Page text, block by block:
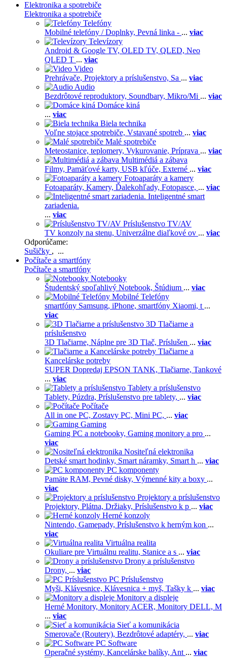
Elektronika a spotrebiče
Elektronika a spotrebiče
Telefóny
Mobilné telefóny / Doplnky, Pevná linka - ... viac
Televízory
Android & Google TV, OLED TV, QLED, Neo
QLED T ... viac
Video
Prehrávače, Projektory a príslušenstvo, Sa ... viac
Audio
Bezdrôtové reproduktory, Soundbary, Mikro/Mi ... viac
Domáce kiná
... viac
Biela technika
Voľne stojace spotrebiče, Vstavané spotreb ... viac
Malé spotrebiče
Meteostanice, teplomery, Vykurovanie, Príprava ... viac
Multimédiá a zábava
Filmy, Pamäťové karty, USB kľúče, Externé ... viac
Fotoaparáty a kamery
Fotoaparáty, Kamery, Ďalekohľady, Fotopasce, ... viac
Inteligentné smart
zariadenia.
... viac
Príslušenstvo TV/AV
TV konzoly na stenu, Univerzálne diaľkové ov ... viac
Odporúčame:
Sušičky , ...
Počítače a smartfóny
Počítače a smartfóny
Notebooky
Študentský spoľahlivý Notebook, Štúdium ... viac
Mobilné Telefóny
smartfóny Samsung, iPhone, smartfóny Xiaomi, t ...
viac
3D Tlačiarne a
príslušenstvo
3D Tlačiarne, Náplne pre 3D Tlač, Príslušen ... viac
Tlačiarne a
Kancelárske potreby
SUPER Dopredaj EPSON TANK, Tlačiarne, Tankové
... viac
Tablety a príslušenstvo
Tablety, Púzdra, Príslušenstvo pre tablety, ... viac
Počítače
All in one PC, Zostavy PC, Mini PC, ... viac
Gaming
Gaming PC a notebooky, Gaming monitory a pro ...
viac
Nositeľná elektronika
Detské smart hodinky, Smart náramky, Smart h ... viac
PC komponenty
Pamäte RAM, Pevné disky, Výmenné kity a boxy ...
viac
Projektory a príslušenstvo
Projektory, Plátna, Držiaky, Príslušenstvo k p ... viac
Herné konzoly
Nintendo, Gamepady, Príslušenstvo k herným kon ...
viac
Virtuálna realita
Okuliare pre Virtuálnu realitu, Stanice a s ... viac
Drony a príslušenstvo
Drony, ... viac
PC Príslušenstvo
Myši, Klávesnice, Klávesnica + myš, Tašky k ... viac
Monitory a displeje
Herné Monitory, Monitory ACER, Monitory DELL, M
... viac
Sieť a komunikácia
Smerovače (Routery), Bezdrôtové adaptéry, ... viac
PC Software
Operačné systémy, Kancelárske balíky, Ant ... viac